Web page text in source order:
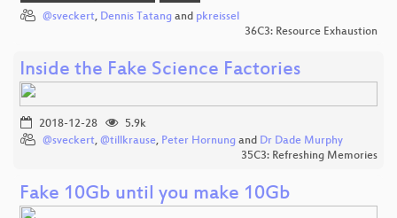
@sveckert, Dennis Tatang and pkreissel
36C3: Resource Exhaustion
Inside the Fake Science Factories
2018-12-28
5.9k
@sveckert, @tillkrause, Peter Hornung and Dr Dade Murphy
35C3: Refreshing Memories
Fake 10Gb until you make 10Gb